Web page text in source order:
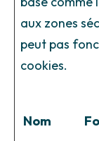
aux zones
peut pas
cookies.
Nom